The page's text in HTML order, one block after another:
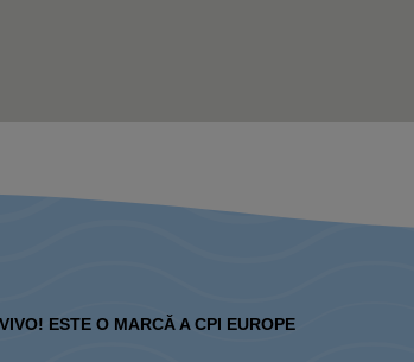
VIVO! ESTE O MARCĂ A CPI EUROPE